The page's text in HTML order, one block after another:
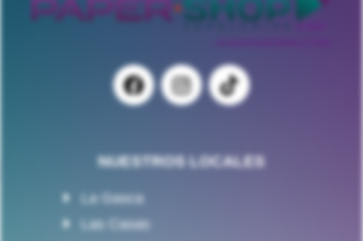
NUESTROS LOCALES
La Gasca
Las Casas